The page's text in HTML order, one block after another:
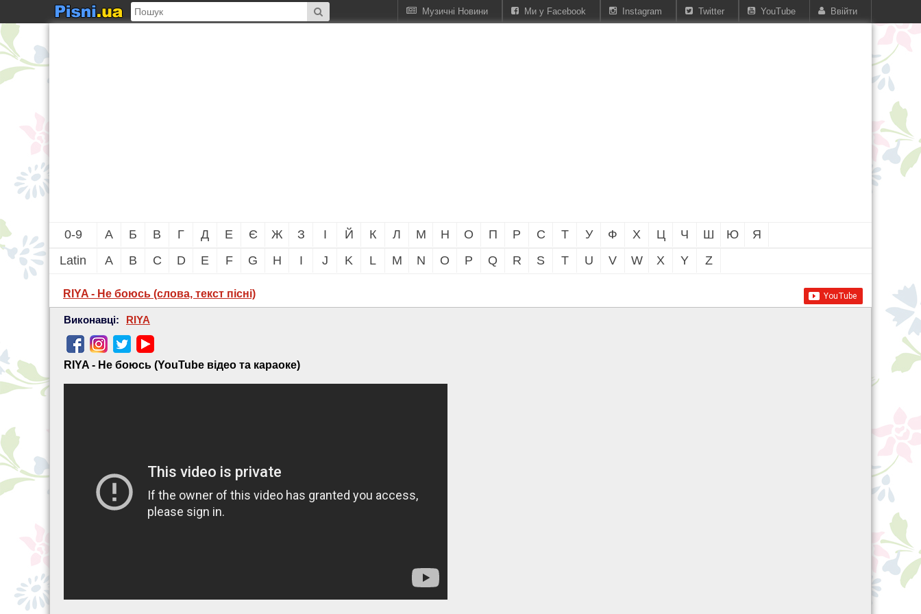
Ввійти
YouTube
Twitter
Instagram
Ми у Facebook
Музичні Новини
0-9 А Б В Г Д Е Є Ж З І Й К Л М Н О П Р С Т У Ф Х Ц Ч Ш Ю
Я
Latin
A B C D E F G H I J K L M N O P Q R S T U V W X Y Z
RIYA - Не боюсь (слова, текст пісні)
Виконавці: RIYA
RIYA - Не боюсь (YouTube відео та караоке)